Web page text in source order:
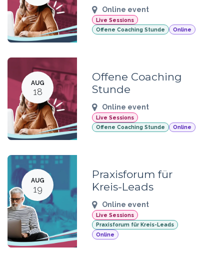
Online event
Live Sessions
Offene Coaching Stunde
Online
AUG
18
Offene Coaching
Stunde
Online event
Live Sessions
Offene Coaching Stunde
Online
AUG
19
Praxisforum für
Kreis-Leads
Online event
Live Sessions
Praxisforum für Kreis-Leads
Online